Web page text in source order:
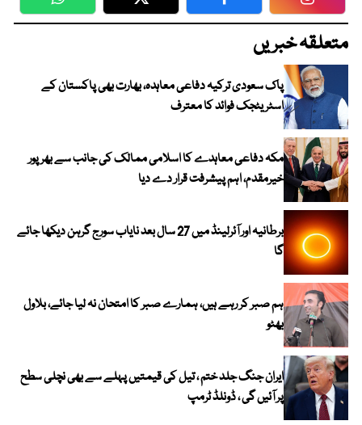
WhatsApp Twitter Facebook
متعلقہ خبریں
پاک سعودی ترکیہ دفاعی معاہدہ، بھارت بھی پاکستان کے
اسٹریٹجک فوائد کا معترف
مکہ دفاعی معاہدے کا اسلامی ممالک کی جانب سے بھرپور
خیرمقدم، اہم پیشرفت قرار دے دیا
برطانیہ اور آئرلینڈ میں 27 سال بعد نایاب سورج گرہن دیکھا جائے
گا
ہم صبر کر رہے ہیں، ہمارے صبر کا امتحان نہ لیا جائے، بلاول
بھٹو
ایران جنگ جلد ختم ، تیل کی قیمتیں پہلے سے بھی نچلی سطح
پر آئیں گی ، ڈونلڈ ٹرمپ